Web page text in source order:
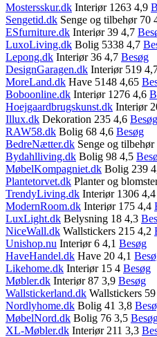
Mostersskur.dk Interiør 1263 4,9
Sengetid.dk Senge og tilbehør 70
ESfurniture.dk Interiør 39 4,7
LuxoLiving.dk Bolig 5338 4,7
Lepong.dk Interiør 36 4,7 Besøg
DesignGaragen.dk Interiør 519
MoreLand.dk Have 5148 4,65
Boboonline.dk Interiør 1276 4,6
Hoejgaardbrugskunst.dk Interiør
Illux.dk Dekoration 235 4,6 Besøg
RAW58.dk Bolig 68 4,6 Besøg
BedreNætter.dk Senge og
Bydahlliving.dk Bolig 98 4,5
MøbelKompagniet.dk Bolig 239
Plantetorvet.dk Planter og
TrendyLiving.dk Interiør 1306 4,4
ModernRoom.dk Interiør 175 4,4
LuxLight.dk Belysning 18 4,3
NiceWall.dk Wallstickers 215 4,2
Unishop.nu Interiør 6 4,1 Besøg
HaveHandel.dk Have 20 4,1
Likehome.dk Interiør 15 4 Besøg
Møbler.dk Interiør 87 3,9 Besøg
Wallstickerland.dk Wallstickers
Nordlyhome.dk Bolig 41 3,8
MøbelNord.dk Bolig 76 3,5
XL-Møbler.dk Interiør 211 3,3